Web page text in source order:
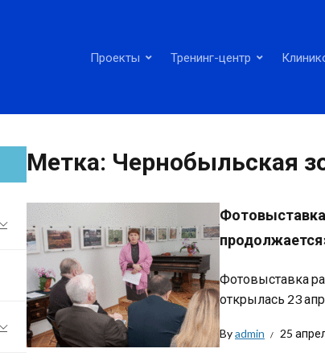
Проекты Тренинг-центр
Метка: Чернобыльская
Фотовыставка
открылась 23
Byadmin 25